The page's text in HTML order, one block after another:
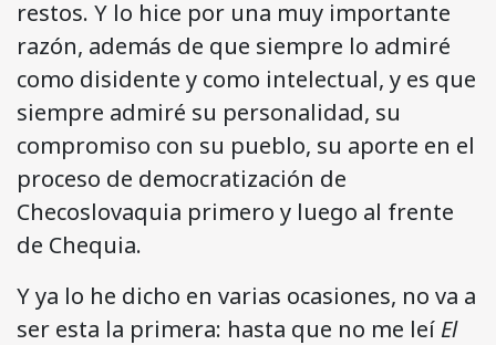
restos. Y lo hice por una muy importante
razón, además de que siempre lo admiré
como disidente y como intelectual, y es que
siempre admiré su personalidad, su
compromiso con su pueblo, su aporte en el
proceso de democratización de
Checoslovaquia primero y luego al frente
de Chequia.
Y ya lo he dicho en varias ocasiones, no va a
ser esta la primera: hasta que no me leí El